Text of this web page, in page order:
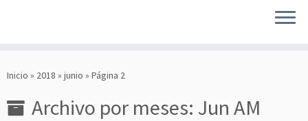
Inicio » 2018 » junio » Página 2
Archivo por meses: Jun AM